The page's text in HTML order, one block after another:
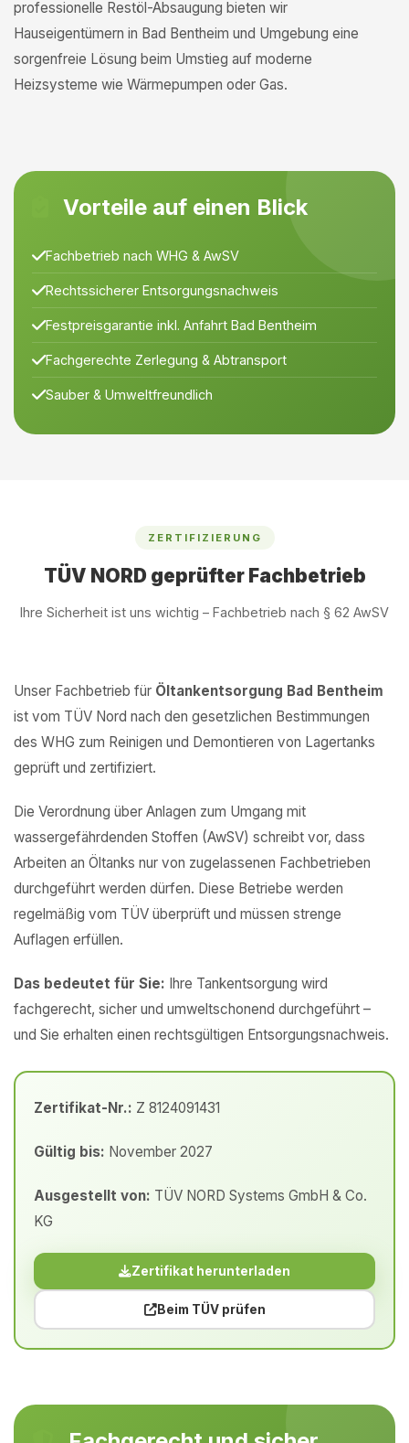
professionelle Restöl-Absaugung bieten wir
Hauseigentümern in Bad Bentheim und Umgebung eine
sorgenfreie Lösung beim Umstieg auf moderne
Heizsysteme wie Wärmepumpen oder Gas.
Vorteile auf einen Blick
Fachbetrieb nach WHG & AwSV
Rechtssicherer Entsorgungsnachweis
Festpreisgarantie inkl. Anfahrt Bad Bentheim
Fachgerechte Zerlegung & Abtransport
Sauber & Umweltfreundlich
ZERTIFIZIERUNG
TÜV NORD geprüfter Fachbetrieb
Ihre Sicherheit ist uns wichtig – Fachbetrieb nach § 62 AwSV
Unser Fachbetrieb für Öltankentsorgung Bad Bentheim
ist vom TÜV Nord nach den gesetzlichen Bestimmungen
des WHG zum Reinigen und Demontieren von Lagertanks
geprüft und zertifiziert.
Die Verordnung über Anlagen zum Umgang mit
wassergefährdenden Stoffen (AwSV) schreibt vor, dass
Arbeiten an Öltanks nur von zugelassenen Fachbetrieben
durchgeführt werden dürfen. Diese Betriebe werden
regelmäßig vom TÜV überprüft und müssen strenge
Auflagen erfüllen.
Das bedeutet für Sie: Ihre Tankentsorgung wird
fachgerecht, sicher und umweltschonend durchgeführt –
und Sie erhalten einen rechtsgültigen Entsorgungsnachweis.
Zertifikat-Nr.: Z 8124091431
Gültig bis: November 2027
Ausgestellt von: TÜV NORD Systems GmbH & Co.
KG
Zertifikat herunterladen
Beim TÜV prüfen